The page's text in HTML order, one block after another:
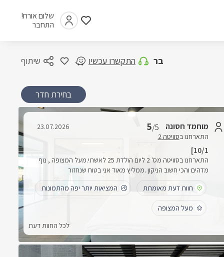
שלום אורח!
התחבר
שיתוף בר התקשרו עכשיו
בחירת חדר
מוחמד חסונה 5/5
התארחנו בסוויטה 2
23.07.2026
10/1]
התארחנו בסוויטה מס' 2 ליום הולדת 25 לאשתי.מעל המצופה , נוף
מדהים והכי חשוב הניקון .ממליץ מאוד אני בטוח שנחזור
חוות דעת מאומתת
המציאות יותר יפה מהתמונות
מעל המצופה
לכל החוות דעת